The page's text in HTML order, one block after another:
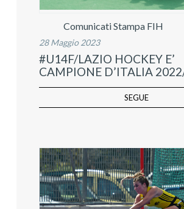
Comunicati Stampa FIH
28 Maggio 2023
#U14F/LAZIO HOCKEY E’
CAMPIONE D’ITALIA
SEGUE